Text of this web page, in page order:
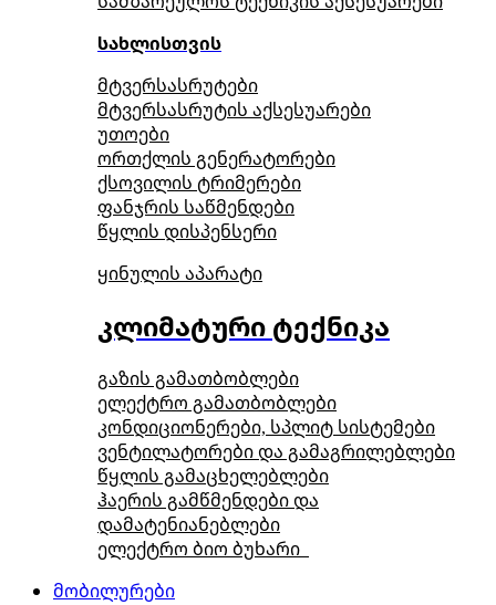
სახლისთვის
მტვერსასრუტები
მტვერსასრუტის აქსესუარები
უთოები
ორთქლის გენერატორები
ქსოვილის ტრიმერები
ფანჯრის საწმენდები
წყლის დისპენსერი
ყინულის აპარატი
კლიმატური ტექნიკა
გაზის გამათბობლები
ელექტრო გამათბობლები
კონდიციონერები, სპლიტ სისტემები
ვენტილატორები და გამაგრილებლები
წყლის გამაცხელებლები
ჰაერის გამწმენდები და
დამატენიანებლები
ელექტრო ბიო ბუხარი
მობილურები